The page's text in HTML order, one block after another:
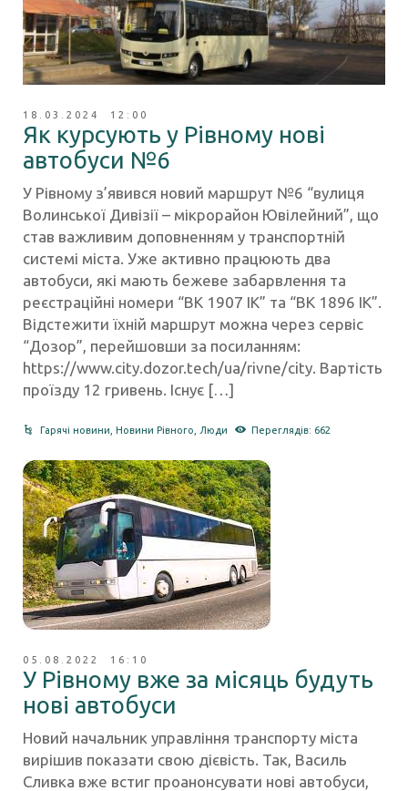
18.03.2024 12:00
Як курсують у Рівному нові
автобуси №6
У Рівному з’явився новий маршрут №6 “вулиця
Волинської Дивізії – мікрорайон Ювілейний”, що
став важливим доповненням у транспортній
системі міста. Уже активно працюють два
автобуси, які мають бежеве забарвлення та
реєстраційні номери “ВК 1907 ІК” та “ВК 1896 ІК”.
Відстежити їхній маршрут можна через сервіс
“Дозор”, перейшовши за посиланням:
https://www.city.dozor.tech/ua/rivne/city. Вартість
проїзду 12 гривень. Існує […]
Гарячі новини ,Новини Рівного Люди Переглядів: 662
05.08.2022 16:10
У Рівному вже за місяць будуть
нові автобуси
Новий начальник управління транспорту міста
вирішив показати свою дієвість. Так, Василь
Сливка вже встиг проанонсувати нові автобуси,